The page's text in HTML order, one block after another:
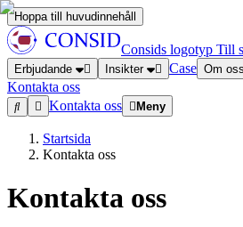
Hoppa till huvudinnehåll
Consids logotyp Till
Erbjudande Insikter Case Om oss
Kontakta oss
Kontakta oss
Meny
Startsida
Kontakta oss
Kontakta oss